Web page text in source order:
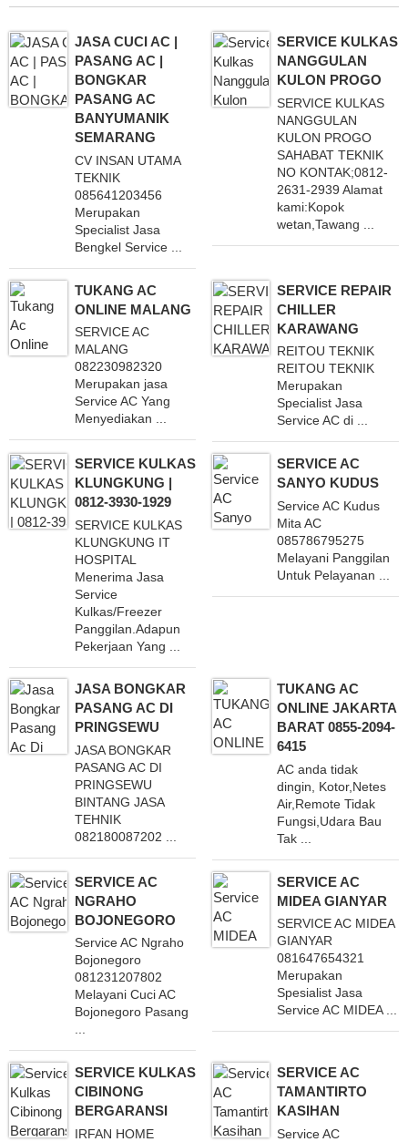
JASA CUCI AC |
PASANG AC |
BONGKAR
PASANG AC
BANYUMANIK
SEMARANG
CV INSAN UTAMA
TEKNIK
085641203456
Merupakan
Specialist Jasa
Bengkel Service ...
SERVICE KULKAS
NANGGULAN
KULON PROGO
SERVICE KULKAS
NANGGULAN
KULON PROGO
SAHABAT TEKNIK
NO KONTAK;0812-
2631-2939 Alamat
kami:Kopok
wetan,Tawang ...
TUKANG AC
ONLINE MALANG
SERVICE AC
MALANG
082230982320
Merupakan jasa
Service AC Yang
Menyediakan ...
SERVICE REPAIR
CHILLER
KARAWANG
REITOU TEKNIK
REITOU TEKNIK
Merupakan
Specialist Jasa
Service AC di ...
SERVICE KULKAS
KLUNGKUNG |
0812-3930-1929
SERVICE KULKAS
KLUNGKUNG IT
HOSPITAL
Menerima Jasa
Service
Kulkas/Freezer
Panggilan.Adapun
Pekerjaan Yang ...
SERVICE AC
SANYO KUDUS
Service AC Kudus
Mita AC
085786795275
Melayani Panggilan
Untuk Pelayanan ...
JASA BONGKAR
PASANG AC DI
PRINGSEWU
JASA BONGKAR
PASANG AC DI
PRINGSEWU
BINTANG JASA
TEHNIK
082180087202 ...
TUKANG AC
ONLINE JAKARTA
BARAT 0855-2094-
6415
AC anda tidak
dingin, Kotor,Netes
Air,Remote Tidak
Fungsi,Udara Bau
Tak ...
SERVICE AC
NGRAHO
BOJONEGORO
Service AC Ngraho
Bojonegoro
081231207802
Melayani Cuci AC
Bojonegoro Pasang
...
SERVICE AC
MIDEA GIANYAR
SERVICE AC MIDEA
GIANYAR
081647654321
Merupakan
Spesialist Jasa
Service AC MIDEA ...
SERVICE KULKAS
CIBINONG
BERGARANSI
IRFAN HOME
SERVICE AC
TAMANTIRTO
KASIHAN
Service AC